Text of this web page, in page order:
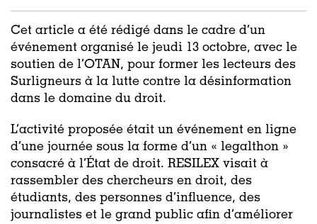
Cet article a été rédigé dans le cadre d’un
événement organisé le jeudi 13 octobre, avec le
soutien de l’OTAN, pour former les lecteurs des
Surligneurs à la lutte contre la désinformation
dans le domaine du droit.
L’activité proposée était un événement en ligne
d’une journée sous la forme d’un « legalthon »
consacré à l’État de droit. RESILEX visait à
rassembler des chercheurs en droit, des
étudiants, des personnes d’influence, des
journalistes et le grand public afin d’améliorer